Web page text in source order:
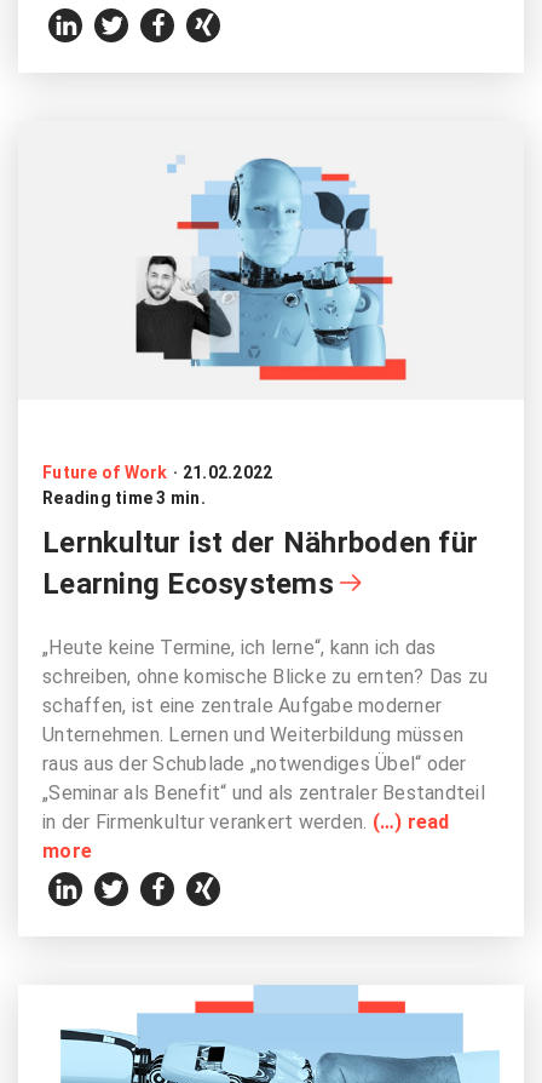
Future of Work · 21.02.2022
Reading time 3 min.
Lernkultur ist der Nährboden für
Learning Ecosystems
„Heute keine Termine, ich lerne“, kann ich das
schreiben, ohne komische Blicke zu ernten? Das zu
schaffen, ist eine zentrale Aufgabe moderner
Unternehmen. Lernen und Weiterbildung müssen
raus aus der Schublade „notwendiges Übel“ oder
„Seminar als Benefit“ und als zentraler Bestandteil
in der Firmenkultur verankert werden. (…) read
more